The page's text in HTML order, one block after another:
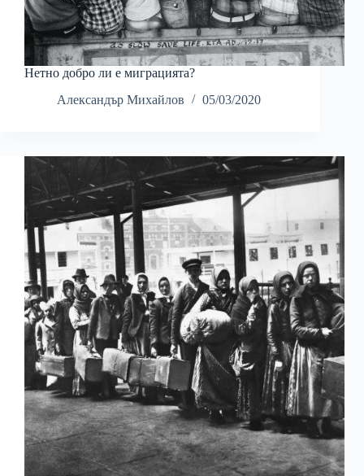
Нетно добро ли е миграцията?
Александър Михайлов
05/03/2020